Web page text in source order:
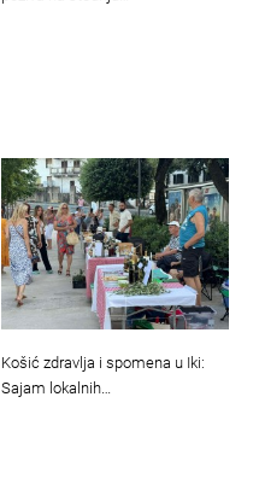
Košić zdravlja i spomena u Iki:
Sajam lokalnih…